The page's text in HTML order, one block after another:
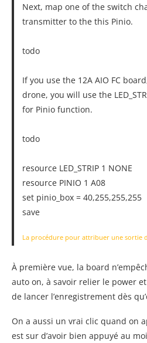
Next, map one of the switch
transmitter to the this Pinio.
todo
If you use the 12A AIO FC
drone, you will use the
for Pinio function.
todo
resource LED_STRIP 1 NONE
resource PINIO 1 A08
set pinio_box = 40,255,255,255
save
La procédure pour attribuer une sortie
À première vue, la board
auto on, à savoir relier le power
de lancer l’enregistrement dès
On a aussi un vrai clic quand on
est sur d’avoir bien appuyé au